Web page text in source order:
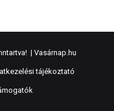
| Vasárnap.hu
tájékoztató